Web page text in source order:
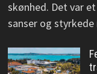
skønhed. Det var
sanser og